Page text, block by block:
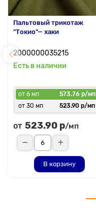
Пальтовый трикотаж
"Токио"— хаки
2000000035215
Есть в наличии
от 6 мп
573.76 р/мп
от 30 мп
523.90 р/мп
от 523.90 р/мп
В корзину